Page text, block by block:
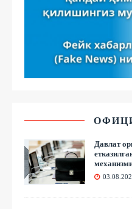
Давлат